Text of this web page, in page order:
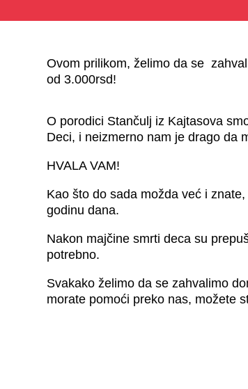
Ovom prilikom, želimo da se
od 3.000rsd!
O porodici Stančulj iz Kajtasova
Deci, i neizmerno nam je drago da
HVALA VAM!
Kao što do sada možda već i
godinu dana.
Nakon majčine smrti deca su
potrebno.
Svakako želimo da se zahvalimo
morate pomoći preko nas, možete